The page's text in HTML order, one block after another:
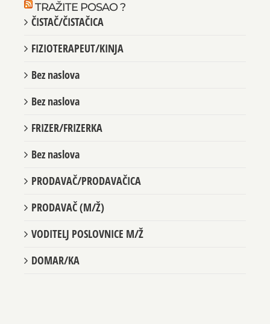
TRAŽITE POSAO ?
ČISTAČ/ČISTAČICA
FIZIOTERAPEUT/KINJA
Bez naslova
Bez naslova
FRIZER/FRIZERKA
Bez naslova
PRODAVAČ/PRODAVAČICA
PRODAVAČ (M/Ž)
VODITELJ POSLOVNICE M/Ž
DOMAR/KA